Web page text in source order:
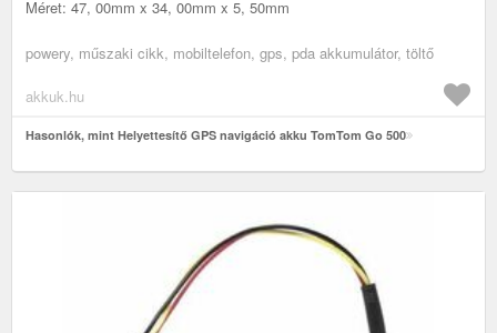
Méret: 47, 00mm x 34, 00mm x 5, 50mm
powery, műszaki cikk, mobiltelefon, gps, pda akkumulátor, töltő
akkuk.hu
Hasonlók, mint Helyettesítő GPS navigáció akku TomTom Go 500